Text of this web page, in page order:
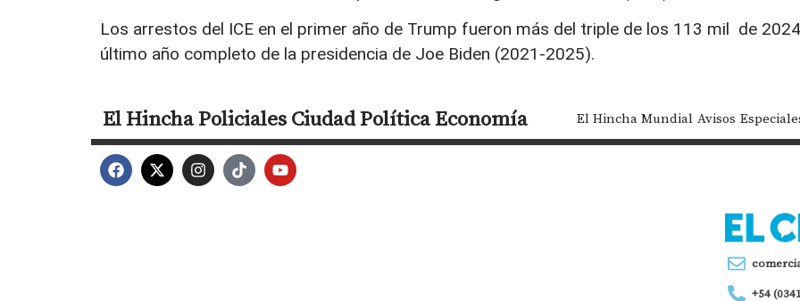
Los arrestos del ICE en el primer año de Trump fueron más del triple de los 113 mil de
último año completo de la presidencia de Joe Biden (2021-2025).
El HinchaPolicialesCiudadPolíticaEconomía El Hincha Mundial Avisos
+54